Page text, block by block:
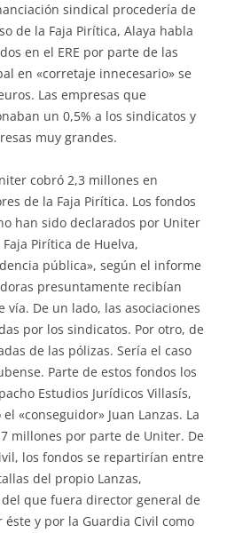
sindical procedería de
de la Faja Pirítica, Alaya habla
en el ERE por parte de las
en «corretaje innecesario» se
Las empresas que
un 0,5% a los sindicatos y
muy grandes.
cobró 2,3 millones en
de la Faja Pirítica. Los fondos
han sido declarados por Uniter
Pirítica de Huelva,
pública», según el informe
presuntamente recibían
De un lado, las asociaciones
por los sindicatos. Por otro, de
de las pólizas. Sería el caso
Parte de estos fondos los
Estudios Jurídicos Villasís,
«conseguidor» Juan Lanzas. La
millones por parte de Uniter. De
los fondos se repartirían entre
del propio Lanzas,
que fuera director general de
y por la Guardia Civil como